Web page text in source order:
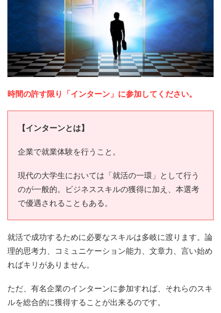
時間の許す限り「インターン」に参加してください。
【インターンとは】
企業で就業体験を行うこと。
現代の大学生においては「就活の一環」として行う
のが一般的。ビジネススキルの獲得に加え、本選考
で優遇されることもある。
就活で成功するために必要なスキルは多岐に渡ります。論
理的思考力、コミュニケーション能力、文章力、言い始め
ればキリがありません。
ただ、有名企業のインターンに参加すれば、それらのスキ
ルを総合的に獲得することが出来るのです。